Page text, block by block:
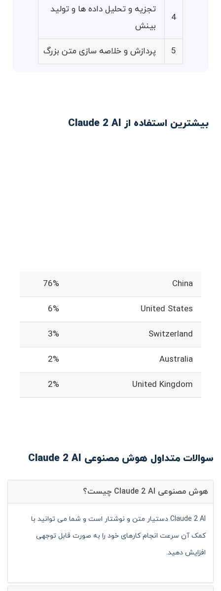
4
تجزیه و تحلیل داده ها و تولید
بینش
5 پردازش و خلاصه سازی متن بزرگ
بیشترین استفاده از Claude 2 AI
China
76%
United States
6%
Switzerland
3%
Australia
2%
United Kingdom
2%
سوالات متداول هوش مصنوعی Claude 2 AI
هوش مصنوعی Claude 2 AI چیست؟
Claude 2 AI دستیار متن و نوشتار است و شما می توانید با
کمک آن سرعت انجام کارهای خود را به صورت قابل توجهی
افزایش دهید.